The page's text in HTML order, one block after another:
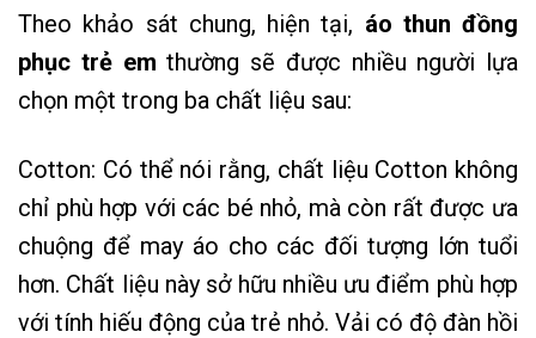
Theo khảo sát chung, hiện tại, áo thun đồng
phục trẻ em thường sẽ được nhiều người lựa
chọn một trong ba chất liệu sau:
Cotton: Có thể nói rằng, chất liệu Cotton không
chỉ phù hợp với các bé nhỏ, mà còn rất được ưa
chuộng để may áo cho các đối tượng lớn tuổi
hơn. Chất liệu này sở hữu nhiều ưu điểm phù hợp
với tính hiếu động của trẻ nhỏ. Vải có độ đàn hồi